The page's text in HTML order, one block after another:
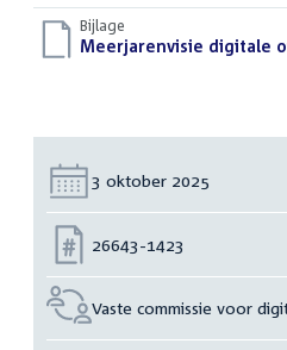
Bijlage
Download
Meerjarenvisie digitale
Datum:
3 oktober 2025
Nummer:
26643-1423
Vaste commissie voor